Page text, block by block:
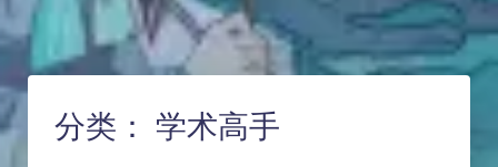
分类： 学术高手